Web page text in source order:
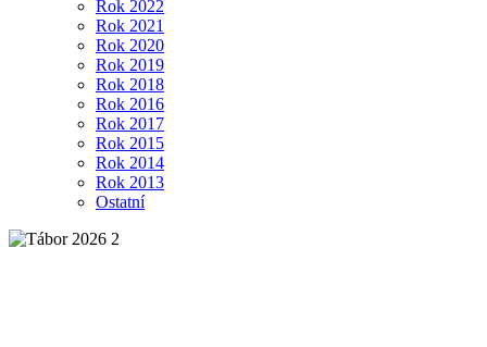
Rok 2022
Rok 2021
Rok 2020
Rok 2019
Rok 2018
Rok 2016
Rok 2017
Rok 2015
Rok 2014
Rok 2013
Ostatní